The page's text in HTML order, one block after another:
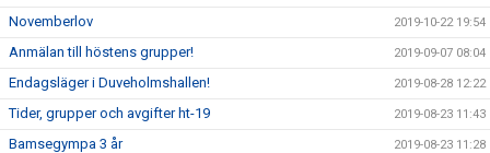
Novemberlov 2019-10-22 19:54
Anmälan till höstens grupper! 2019-09-07 08:04
Endagsläger i Duveholmshallen! 2019-08-28 12:22
Tider, grupper och avgifter ht-19 2019-08-23 11:43
Bamsegympa 3 år 2019-08-23 11:28